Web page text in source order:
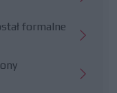
formalne